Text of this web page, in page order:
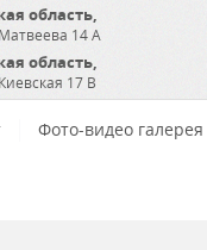
область,
14 А
область,
17 В
Фото-видео галерея